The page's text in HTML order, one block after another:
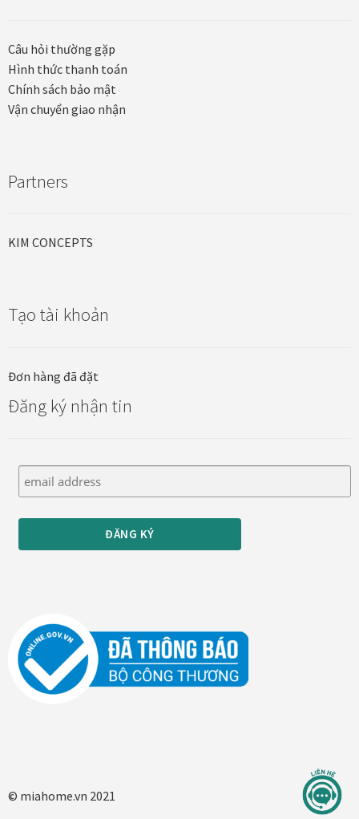
Phương thức thanh toán
Quà tặng cao cấp
Quà Tết Doanh nghiệp 2026
Tài khoản
Test home page 260225
Thanh toán
Thông tin chung & hỗ trợ
Tranh biểu tượng văn hoá Việt Nam
Tranh dán tường
Câu hỏi thường gặp
Hình thức thanh toán
Chính sách bảo mật
Vận chuyển giao nhận
Partners
KIM CONCEPTS
Tạo tài khoản
Đơn hàng đã đặt
Đăng ký nhận tin
© miahome.vn 2021